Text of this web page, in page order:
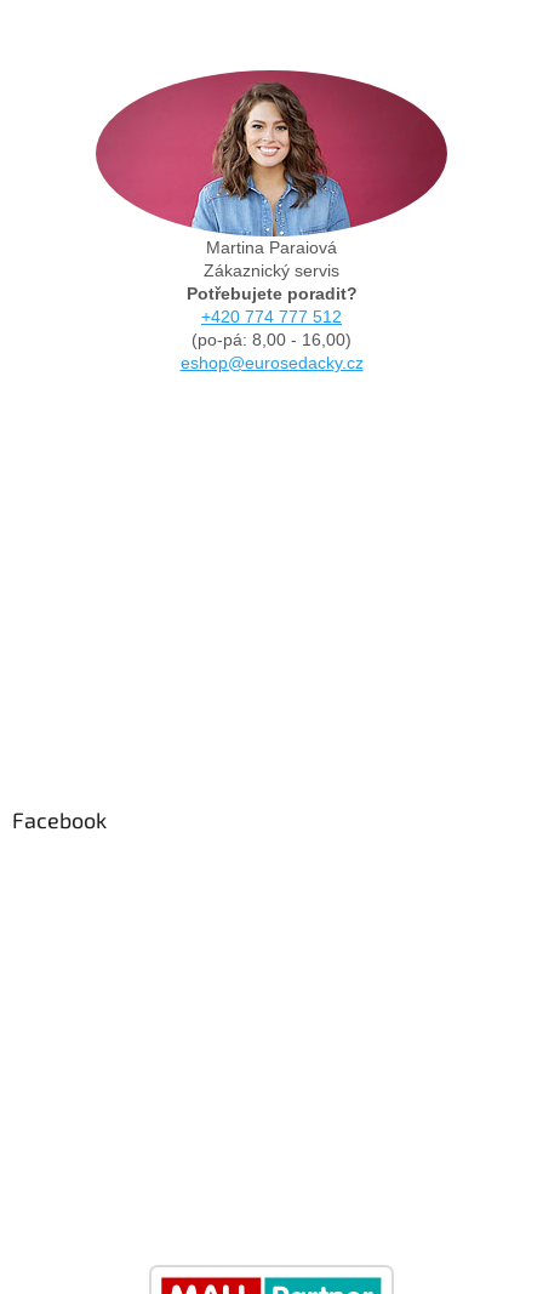
Martina Paraiová
Zákaznický servis
Potřebujete poradit?
+420 774 777 512
(po-pá: 8,00 - 16,00)
eshop@eurosedacky.cz
Facebook